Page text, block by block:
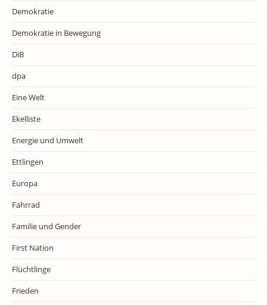
Demokratie
Demokratie in Bewegung
DiB
dpa
Eine Welt
Ekelliste
Energie und Umwelt
Ettlingen
Europa
Fahrrad
Familie und Gender
First Nation
Flüchtlinge
Frieden